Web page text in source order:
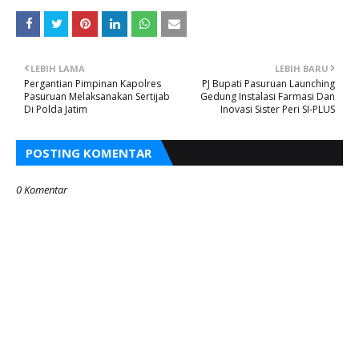
LEBIH BARU
PJ Bupati Pasuruan Launching
Gedung Instalasi Farmasi Dan
Inovasi Sister Peri SI-PLUS
LEBIH LAMA
Pergantian Pimpinan Kapolres
Pasuruan Melaksanakan Sertijab
Di Polda Jatim
POSTING KOMENTAR
0 Komentar